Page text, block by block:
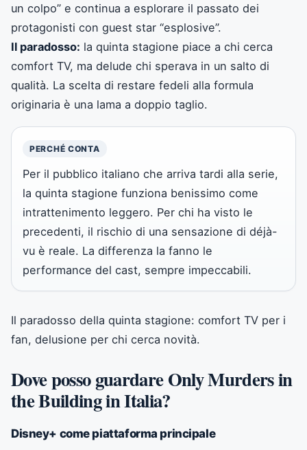
un colpo” e continua a esplorare il passato dei
protagonisti con guest star “esplosive”.
Il paradosso: la quinta stagione piace a chi cerca
comfort TV, ma delude chi sperava in un salto di
qualità. La scelta di restare fedeli alla formula
originaria è una lama a doppio taglio.
PERCHÉ CONTA
Per il pubblico italiano che arriva tardi alla serie,
la quinta stagione funziona benissimo come
intrattenimento leggero. Per chi ha visto le
precedenti, il rischio di una sensazione di déjà-
vu è reale. La differenza la fanno le
performance del cast, sempre impeccabili.
Il paradosso della quinta stagione: comfort TV per i
fan, delusione per chi cerca novità.
Dove posso guardare Only Murders in
the Building in Italia?
Disney+ come piattaforma principale